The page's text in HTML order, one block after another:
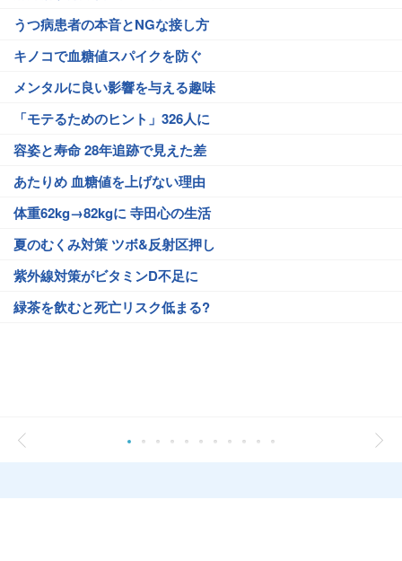
うつ病患者の本音とNGな接し方
キノコで血糖値スパイクを防ぐ
メンタルに良い影響を与える趣味
「モテるためのヒント」326人に
容姿と寿命 28年追跡で見えた差
あたりめ 血糖値を上げない理由
体重62kg→82kgに 寺田心の生活
夏のむくみ対策 ツボ&反射区押し
紫外線対策がビタミンD不足に
緑茶を飲むと死亡リスク低まる?